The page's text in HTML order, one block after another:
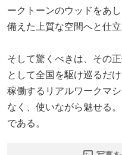
ークトーンのウッドをあ
備えた上質な空間へと仕立
そして驚くべきは、その
として全国を駆け巡るだ
稼働するリアルワークマ
なく、使いながら魅せる
である。